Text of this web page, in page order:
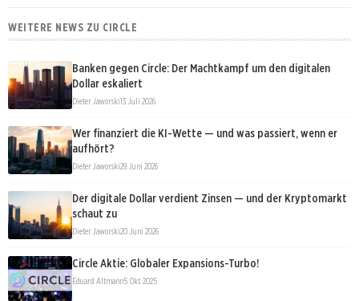
WEITERE NEWS ZU CIRCLE
Banken gegen Circle: Der Machtkampf um den digitalen
Dollar eskaliert
Dieter Jaworski13. Juli 2026
Wer finanziert die KI-Wette — und was passiert, wenn er
aufhört?
Dieter Jaworski29. Juni 2026
Der digitale Dollar verdient Zinsen — und der Kryptomarkt
schaut zu
Dieter Jaworski20. Juni 2026
Circle Aktie: Globaler Expansions-Turbo!
Eduard Altmann5. Okt. 2025